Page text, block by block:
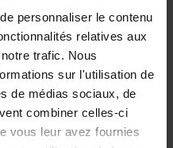
personnaliser le contenu
relatives aux
trafic. Nous
sur l'utilisation de
de médias sociaux, de
combiner celles-ci
vous leur avez fournies
= Building
Jozefien De Feyter
Carolien Boom
2025 200